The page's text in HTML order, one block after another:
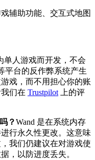
辅助功能、交互式地图
单人游戏而开发，不会
平台的反作弊系统产生
戏，而不用担心你的账
们在 Trustpilot 上的评
？Wand 是在系统内存
行永久性更改。这意味
我们仍建议在对游戏使
，以防进度丢失。